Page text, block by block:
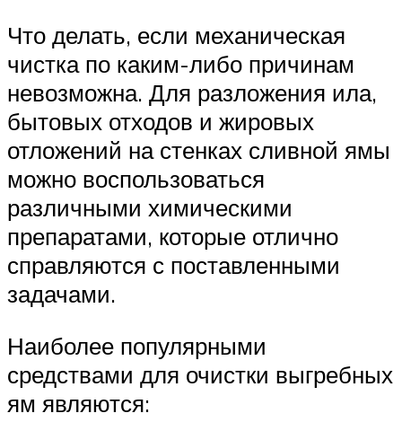
Что делать, если механическая
чистка по каким-либо причинам
невозможна. Для разложения ила,
бытовых отходов и жировых
отложений на стенках сливной ямы
можно воспользоваться
различными химическими
препаратами, которые отлично
справляются с поставленными
задачами.
Наиболее популярными
средствами для очистки выгребных
ям являются: